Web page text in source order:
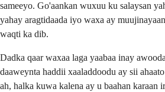
sameeyo. Go'aankan wuxuu ku salaysan
yahay aragtidaada iyo waxa ay
waqti ka dib.
Dadka qaar waxaa laga yaabaa inay
daaweynta haddii xaaladdoodu ay sii
ah, halka kuwa kalena ay u baahan karaan